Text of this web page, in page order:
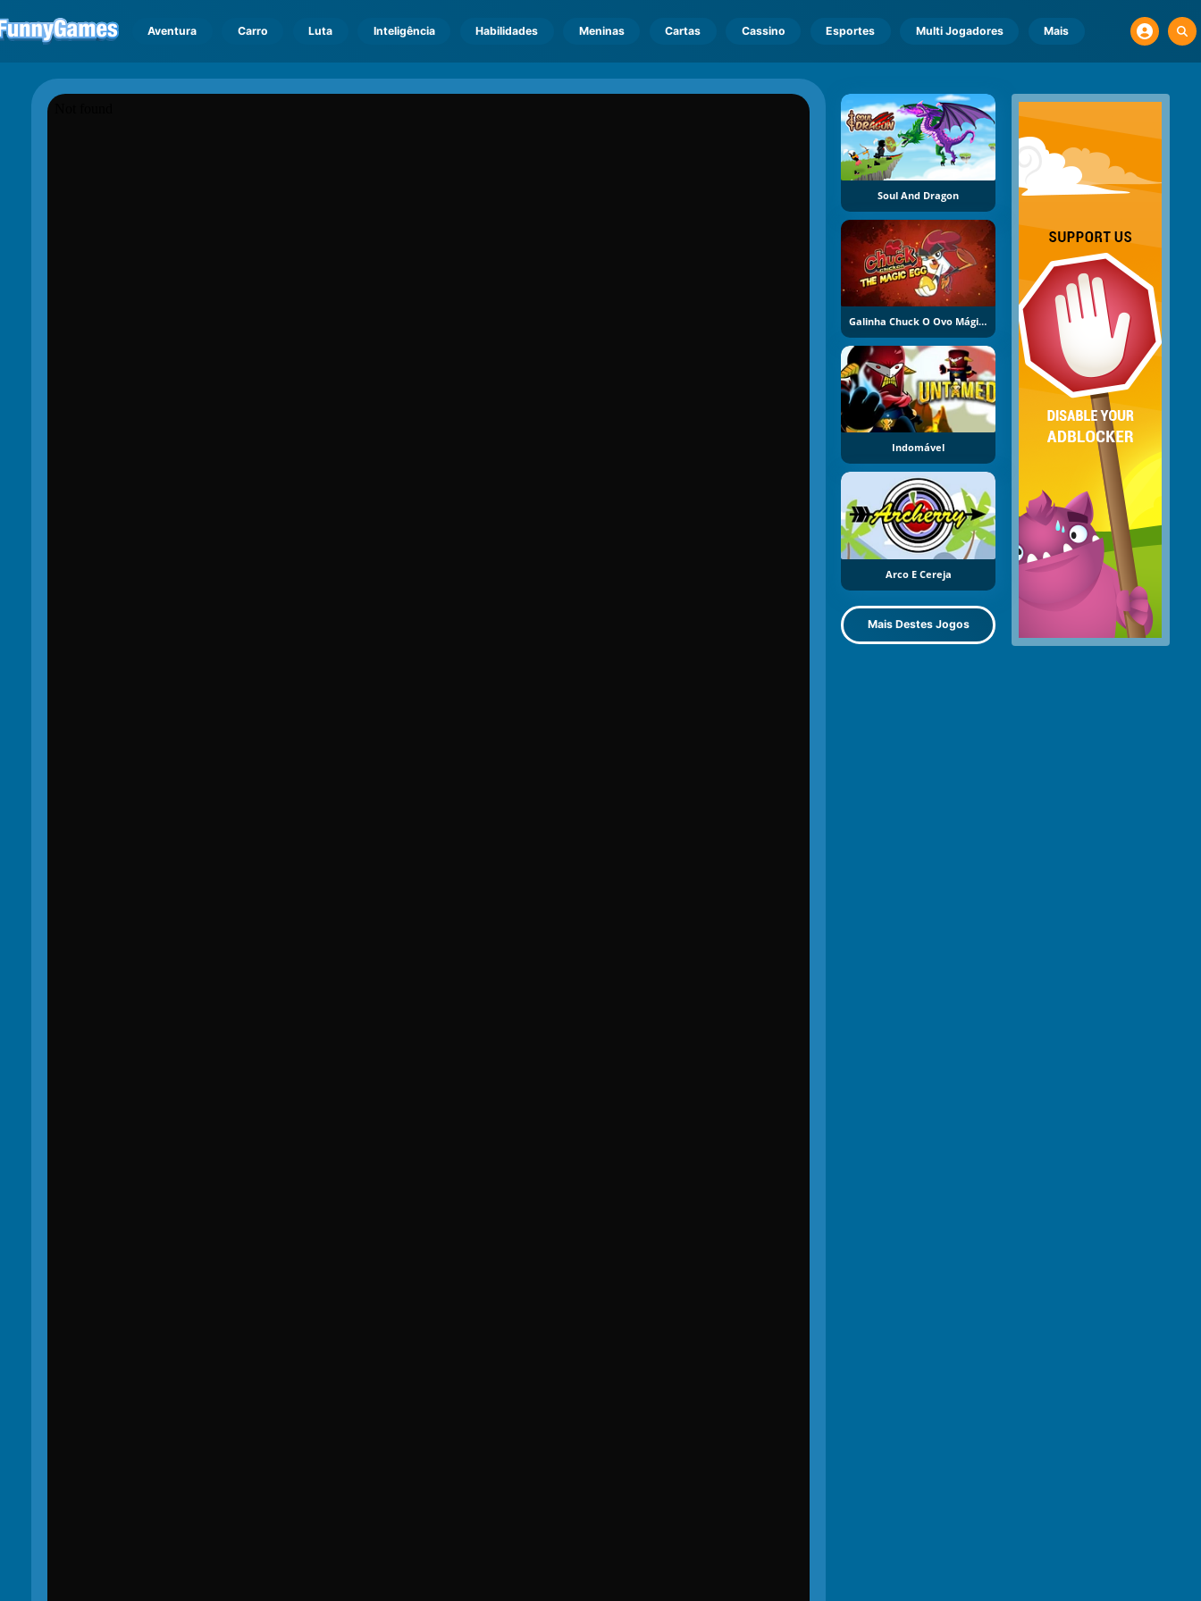
Aventura Carro Luta Inteligência Habilidades Meninas Cartas Cassino Esportes Multi Jogadores Mais
Soul And Dragon
Galinha Chuck O Ovo Mágico
Indomável
Arco E Cereja
Mais Destes Jogos